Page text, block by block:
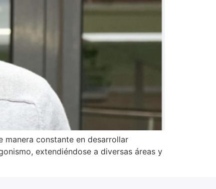
constante en desarrollar
extendiéndose a diversas áreas y